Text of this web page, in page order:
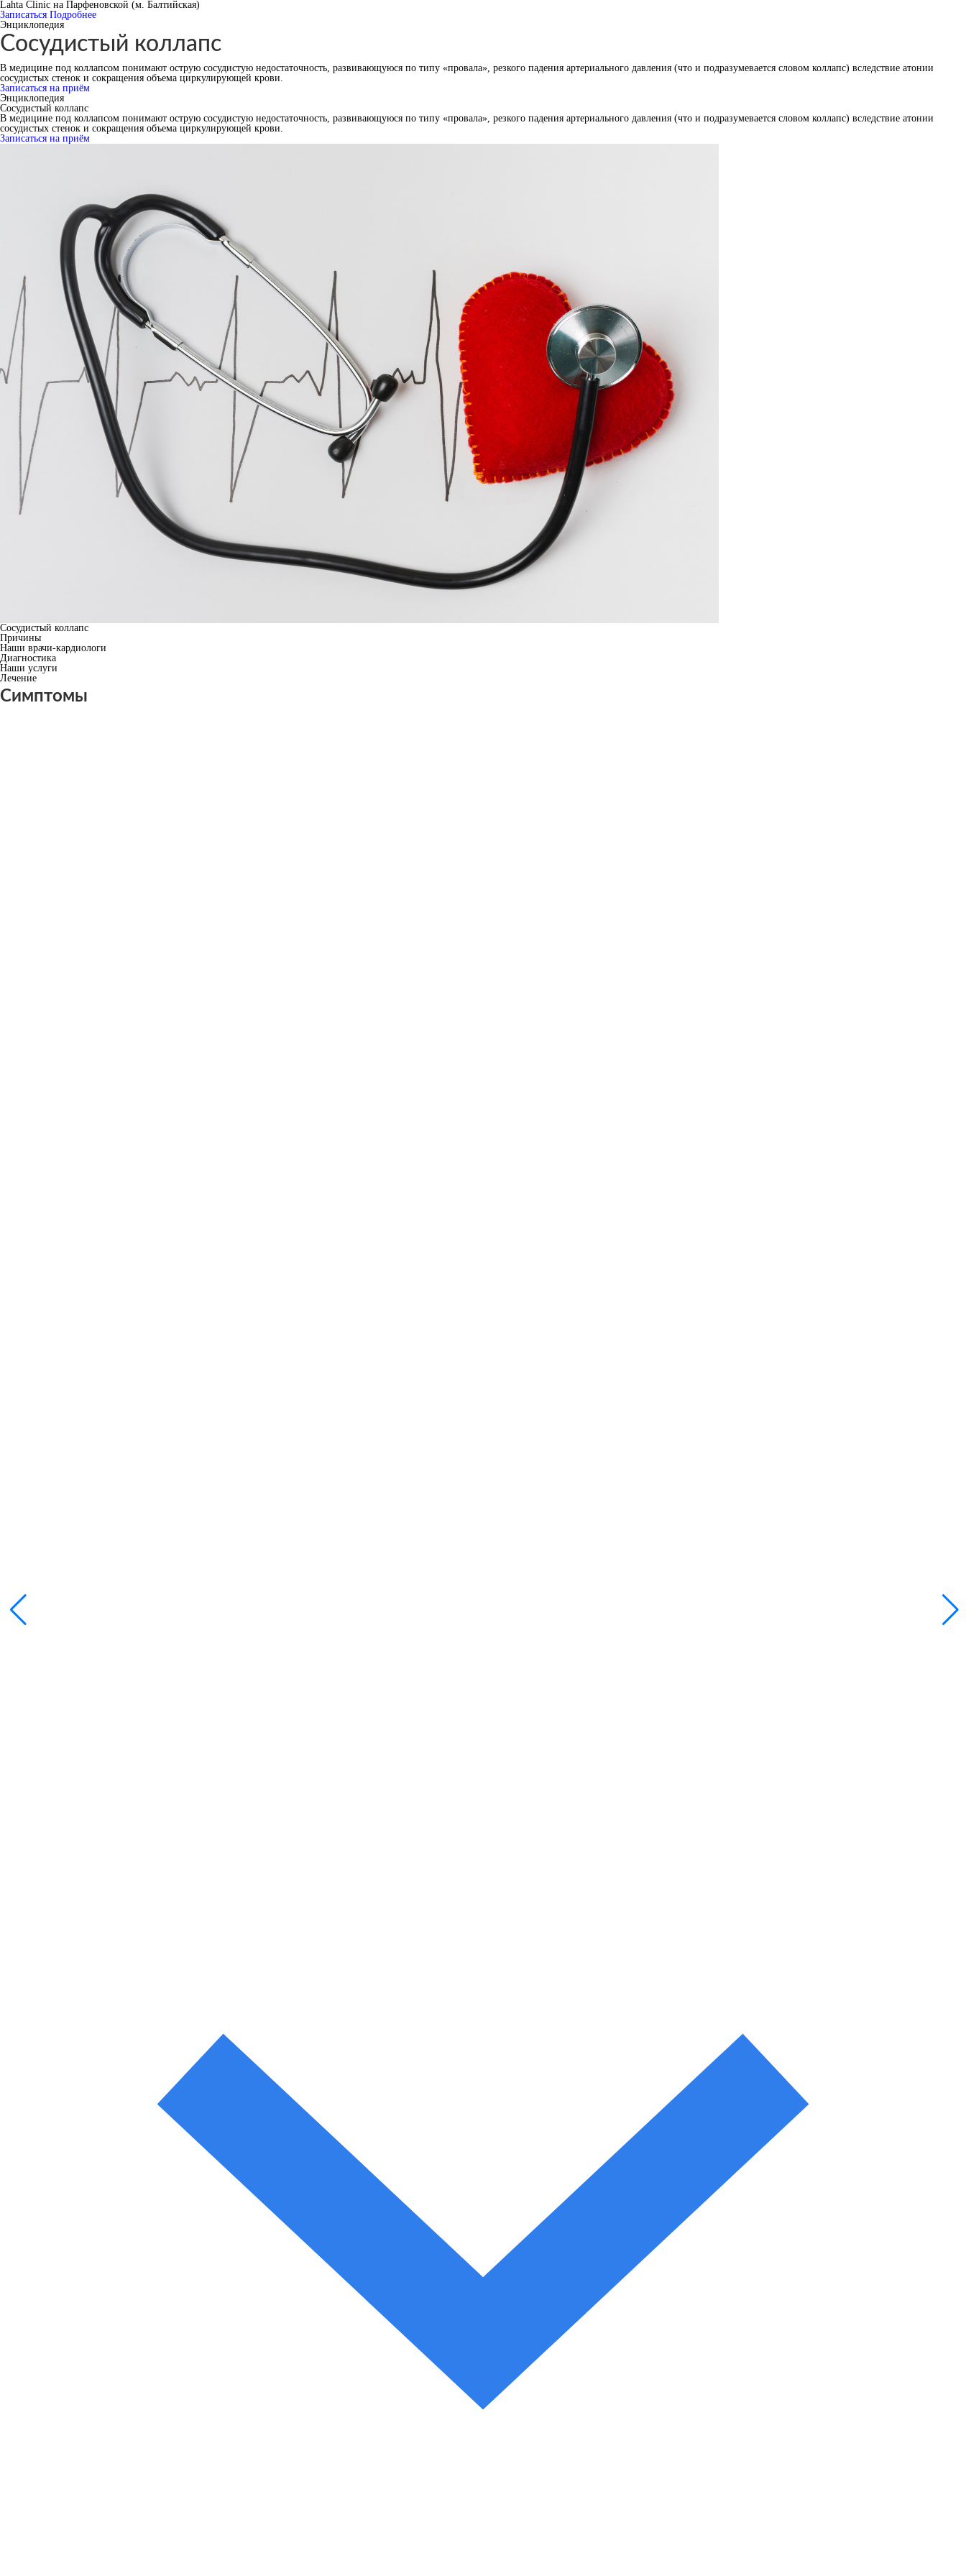
Lahta Clinic на Парфеновской (м. Балтийская)
Записаться Подробнее
Энциклопедия
Сосудистый коллапс
В медицине под коллапсом понимают острую сосудистую недостаточность, развивающуюся по типу «провала», резкого падения артериального давления (что и подразумевается словом коллапс) вследствие атонии
сосудистых стенок и сокращения объема циркулирующей крови.
Записаться на приём
Энциклопедия
Сосудистый коллапс
В медицине под коллапсом понимают острую сосудистую недостаточность, развивающуюся по типу «провала», резкого падения артериального давления (что и подразумевается словом коллапс) вследствие атонии
сосудистых стенок и сокращения объема циркулирующей крови.
Записаться на приём
Сосудистый коллапс
Причины
Наши врачи-кардиологи
Диагностика
Наши услуги
Лечение
Симптомы